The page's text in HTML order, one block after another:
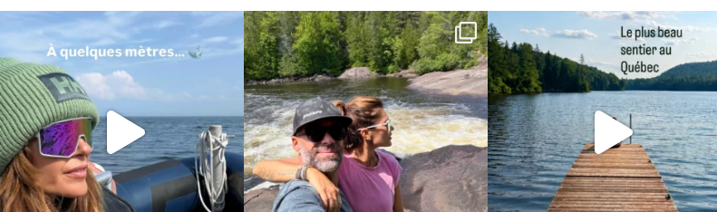
Voir une baleine en photo, c’est
impressionnant 🐋...
196
Les Laurentides, le Québec version
nature.
...
309 47
Et si je te disais qu’il existe un sentier où
126 37